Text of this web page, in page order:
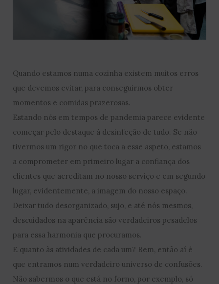
Quando estamos numa cozinha existem muitos erros
que devemos evitar, para conseguirmos obter
momentos e comidas prazerosas.
Estando nós em tempos de pandemia parece evidente
começar pelo destaque à desinfeção de tudo. Se não
tivermos um rigor no que toca a esse aspeto, estamos
a comprometer em primeiro lugar a confiança dos
clientes que acreditam no nosso serviço e em segundo
lugar, evidentemente, a imagem do nosso espaço.
Deixar tudo desorganizado, sujo, e até nós mesmos,
descuidados na aparência são verdadeiros pesadelos
para essa harmonia que procuramos.
E quanto às atividades de cada um? Bem, então aí é
que entramos num verdadeiro universo de confusões.
Não sabermos o que está no forno, por exemplo, só